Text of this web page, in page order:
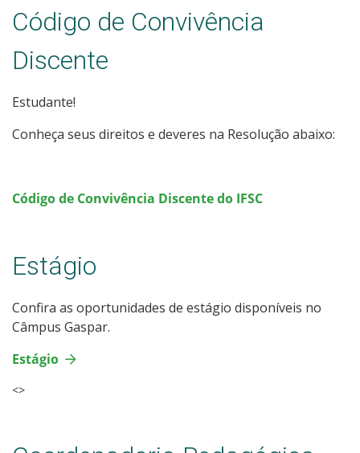
Documentos Úteis
Intercâmbio Estudantil
Representação Estudantil
Código de Convivência
Discente
Estudante!
Conheça seus direitos e deveres na Resolução abaixo:
Código de Convivência Discente do IFSC
Estágio
Confira as oportunidades de estágio disponíveis no
Câmpus Gaspar.
Estágio
<>